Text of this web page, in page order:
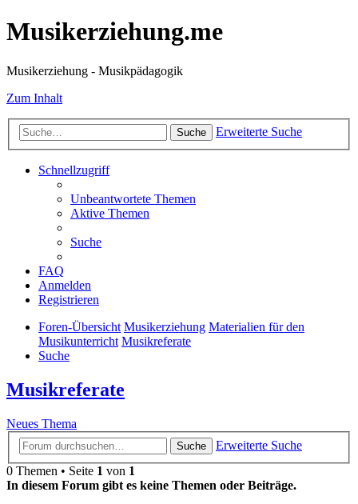
Musikerziehung.me
Musikerziehung - Musikpädagogik
Zum Inhalt
Suche Erweiterte Suche
Schnellzugriff
Unbeantwortete Themen
Aktive Themen
Suche
FAQ
Anmelden
Registrieren
Foren-Übersicht Musikerziehung Materialien für den
Musikunterricht Musikreferate
Suche
Musikreferate
Neues Thema
Suche
Erweiterte Suche
0 Themen • Seite 1 von 1
In diesem Forum gibt es keine Themen oder Beiträge.